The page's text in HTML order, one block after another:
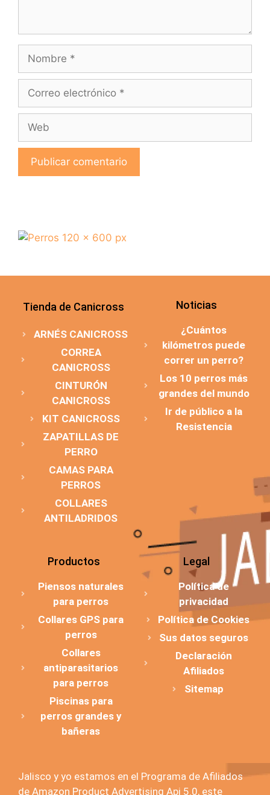
Tienda de Canicross
ARNÉS CANICROSS
CORREA
CANICROSS
CINTURÓN
CANICROSS
KIT CANICROSS
ZAPATILLAS DE
PERRO
CAMAS PARA
PERROS
COLLARES
ANTILADRIDOS
Noticias
¿Cuántos
kilómetros puede
correr un perro?
Los 10 perros más
grandes del mundo
Ir de público a la
Resistencia
Productos
Piensos naturales
para perros
Collares GPS para
perros
Collares
antiparasitarios
para perros
Piscinas para
perros grandes y
bañeras
Legal
Política de
privacidad
Política de Cookies
Sus datos seguros
Declaración
Afiliados
Sitemap
Jalisco y yo estamos en el Programa de Afiliados
de Amazon Product Advertising Api 5.0, este